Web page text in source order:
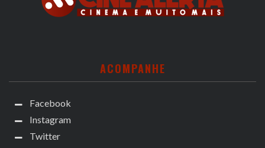
ACOMPANHE
Facebook
Instagram
Twitter